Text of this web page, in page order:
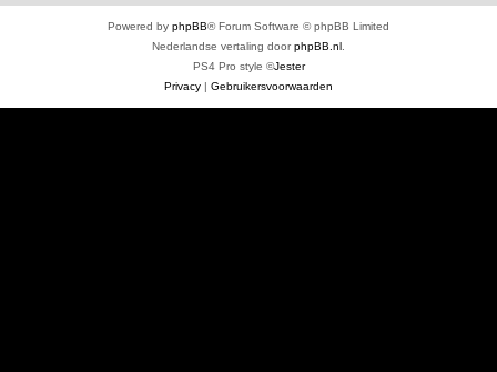
Powered by phpBB® Forum Software © phpBB Limited
Nederlandse vertaling doorphpBB.nl
PS4 Pro style ©Jester
Privacy | Gebruikersvoorwaarden